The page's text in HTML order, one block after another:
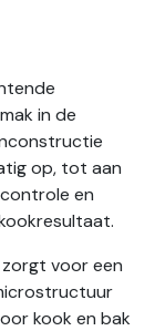
in de
op, tot aan
en
voor een
kook en bak